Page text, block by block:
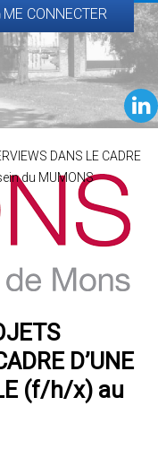
ME CONNECTER
DANS LE CADRE
du MUMONS
D’UNE
(f/h/x) au